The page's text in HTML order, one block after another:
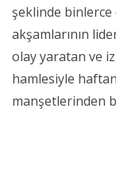
şeklinde binlerce
akşamlarının
olay yaratan ve
hamlesiyle
manşetlerinden